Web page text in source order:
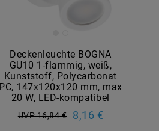
Deckenleuchte BOGNA
GU10 1-flammig, weiß,
Kunststoff, Polycarbonat
PC, 147x120x120 mm, max
20 W, LED-kompatibel
UVP 16,84 € 8,16 €